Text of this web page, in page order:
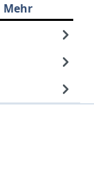
Mehr